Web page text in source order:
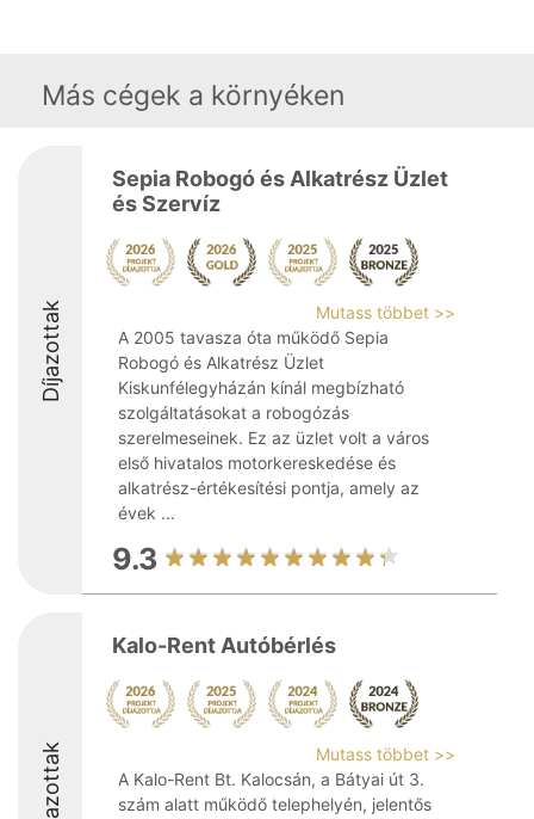
Más cégek a környéken
Díjazottak
Sepia Robogó és Alkatrész Üzlet
és Szervíz
Mutass többet >>
A 2005 tavasza óta működő Sepia
Robogó és Alkatrész Üzlet
Kiskunfélegyházán kínál megbízható
szolgáltatásokat a robogózás
szerelmeseinek. Ez az üzlet volt a város
első hivatalos motorkereskedése és
alkatrész-értékesítési pontja, amely az
évek ...
9.3
Díjazottak
Kalo-Rent Autóbérlés
Mutass többet >>
A Kalo-Rent Bt. Kalocsán, a Bátyai út 3.
szám alatt működő telephelyén, jelentős